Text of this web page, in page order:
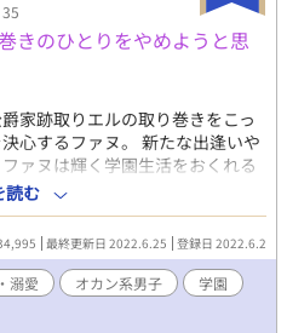
きのひとりをやめようと思
家跡取りエルの取り巻きをこっ
心するファヌ。 新たな出逢いや
ァヌは輝く学園生活をおくれる
ますので、誤字脱字のご報告
はご遠慮します。そういったコ
宜しくお願いします。
読む
最終更新日 2022.6.25 登録日 2022.6.2
溺愛 オカン系男子
学園